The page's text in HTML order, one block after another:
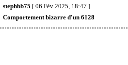
stephbb75 [ 06 Fév 2025, 18:47 ]
Comportement bizarre d'un 6128